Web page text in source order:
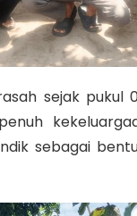
sejak pukul
sebagai